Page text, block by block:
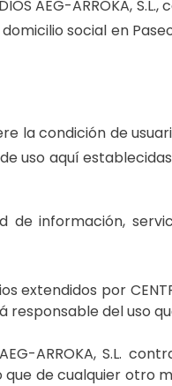
AEG-ARROKA,
social en
la condición de
de uso aquí
de información,
por CENTRO
del uso
ARROKA, S.L.
de cualquier otro